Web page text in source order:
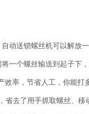
动送锁螺丝机可以解
一个螺丝输送到起子下
效率，节省人工，你能打
省去了用手抓取螺丝、移